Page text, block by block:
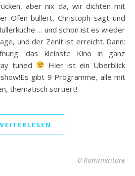
aber nix da, wir dichten mit
Ofen bullert, Christoph sägt und
… und schon ist es wieder
und der Zenit ist erreicht. Dann:
das kleinste Kino in ganz
tuned
Hier ist ein Überblick
gibt 9 Programme, alle mit
thematisch sortiert!
0 Kommentare